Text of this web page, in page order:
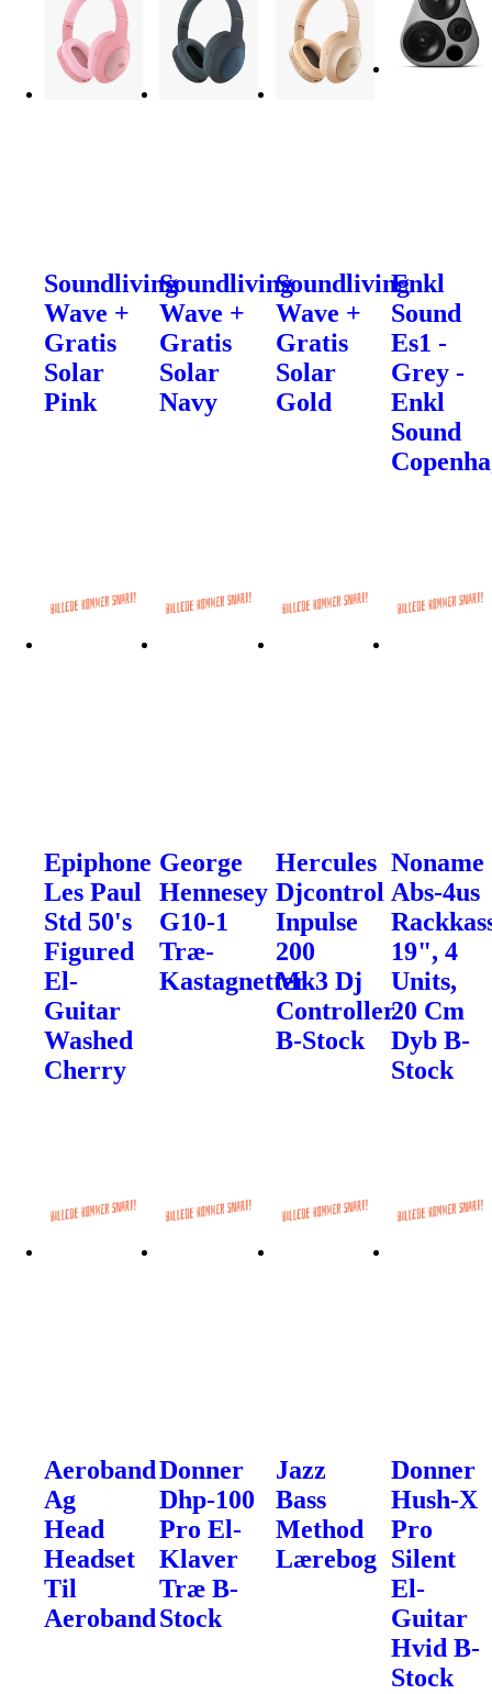
Soundliving
Wave +
Gratis
Solar
Pink
Soundliving
Wave +
Gratis
Solar
Navy
Soundliving
Wave +
Gratis
Solar
Gold
Enkl
Sound
Es1 -
Grey -
Enkl
Sound
Epiphone
Les Paul
Std 50's
Figured
El-
Guitar
Washed
Cherry
George
Hennesey
G10-1
Træ-
Kastagnetter
Hercules
Djcontrol
Inpulse
200
Mk3 Dj
Controller
B-Stock
Noname
Abs-4us
19", 4
Units,
20 Cm
Dyb B-
Stock
Aeroband
Ag
Head
Headset
Til
Aeroband
Donner
Dhp-100
Pro El-
Klaver
Træ B-
Stock
Jazz
Bass
Method
Lærebog
Donner
Hush-X
Pro
Silent
El-
Guitar
Hvid B-
Stock